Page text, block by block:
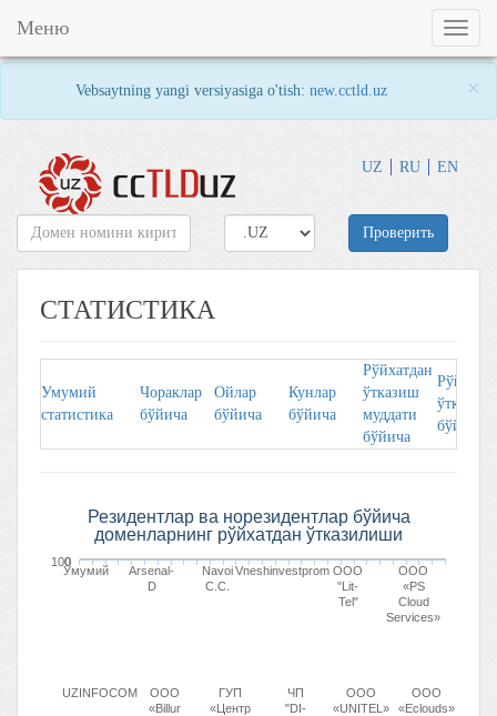
Vebsaytning yangi versiyasiga o'tish: new.cctld.uz ×
UZ RU EN
Toggle
Меню
Проверить
СТАТИСТИКА
Умумий
стaтистикa
Чорaклaр
бўйичa
Ойлaр
бўйичa
Кунлaр
бўйичa
Рўйхатдан
ўтказиш
муддати
бўйича
бўйичa
Резидентлар ва норезидентлар бўйича
доменларнинг рўйхатдан ўтказилиши
Умумий
UZINFOCOM
Arsenal-
D
ООО
«Billur
Navoi
C.C.
ГУП
«Центр
Vneshinvestprom
ЧП
"DI-
OOO
"Lit-
Tel"
OOO
«UNITEL»
ООО
«PS
Cloud
Services»
ООО
«Eclouds»
0
100